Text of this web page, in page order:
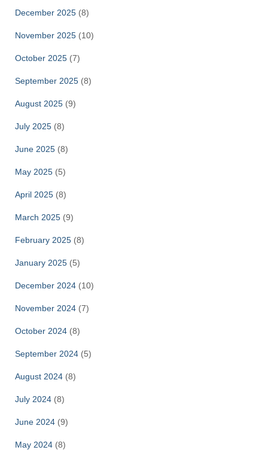
December 2025 (8)
November 2025 (10)
October 2025 (7)
September 2025 (8)
August 2025 (9)
July 2025 (8)
June 2025 (8)
May 2025 (5)
April 2025 (8)
March 2025 (9)
February 2025 (8)
January 2025 (5)
December 2024 (10)
November 2024 (7)
October 2024 (8)
September 2024 (5)
August 2024 (8)
July 2024 (8)
June 2024 (9)
May 2024 (8)